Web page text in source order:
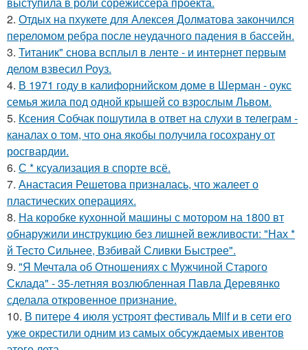
2. Отдых на пхукете для Алексея Долматова закончился
переломом ребра после неудачного падения в бассейн.
3. Титаник" снова всплыл в ленте - и интернет первым
делом взвесил Роуз.
4. В 1971 году в калифорнийском доме в Шерман - оукс
семья жила под одной крышей со взрослым Львом.
5. Ксения Собчак пошутила в ответ на слухи в телеграм -
каналах о том, что она якобы получила госохрану от
росгвардии.
6. С * ксуализация в спорте всё.
7. Анастасия Решетова призналась, что жалеет о
пластических операциях.
8. На коробке кухонной машины с мотором на 1800 вт
обнаружили инструкцию без лишней вежливости: "Нах *
й Тесто Сильнее, Взбивай Сливки Быстрее".
9. "Я Мечтала об Отношениях с Мужчиной Старого
Склада" - 35-летняя возлюбленная Павла Деревянко
сделала откровенное признание.
10. В питере 4 июля устроят фестиваль Milf и в сети его
уже окрестили одним из самых обсуждаемых ивентов